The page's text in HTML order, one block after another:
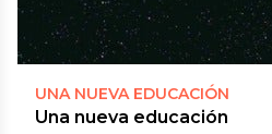
UNA NUEVA EDUCACIÓN
Una nueva educación